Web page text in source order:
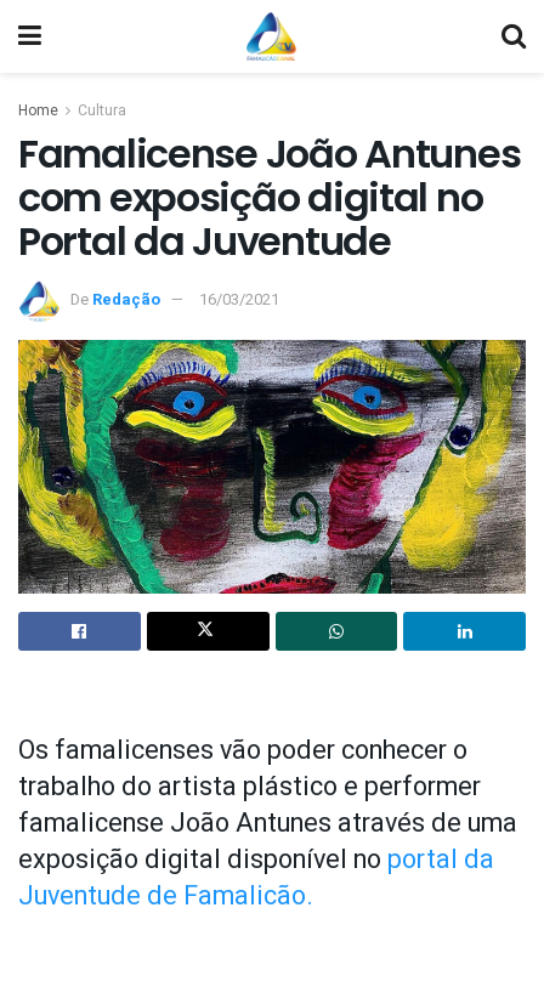
Home Cultura
Famalicense João Antunes
com exposição digital no
Portal da Juventude
De Redação 16/03/2021
Os famalicenses vão poder conhecer o
trabalho do artista plástico e performer
famalicense João Antunes através de uma
exposição digital disponível no portal da
Juventude de Famalicão.